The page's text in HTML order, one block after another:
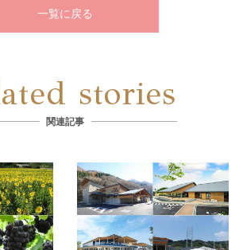
一覧に戻る
stories
関連記事